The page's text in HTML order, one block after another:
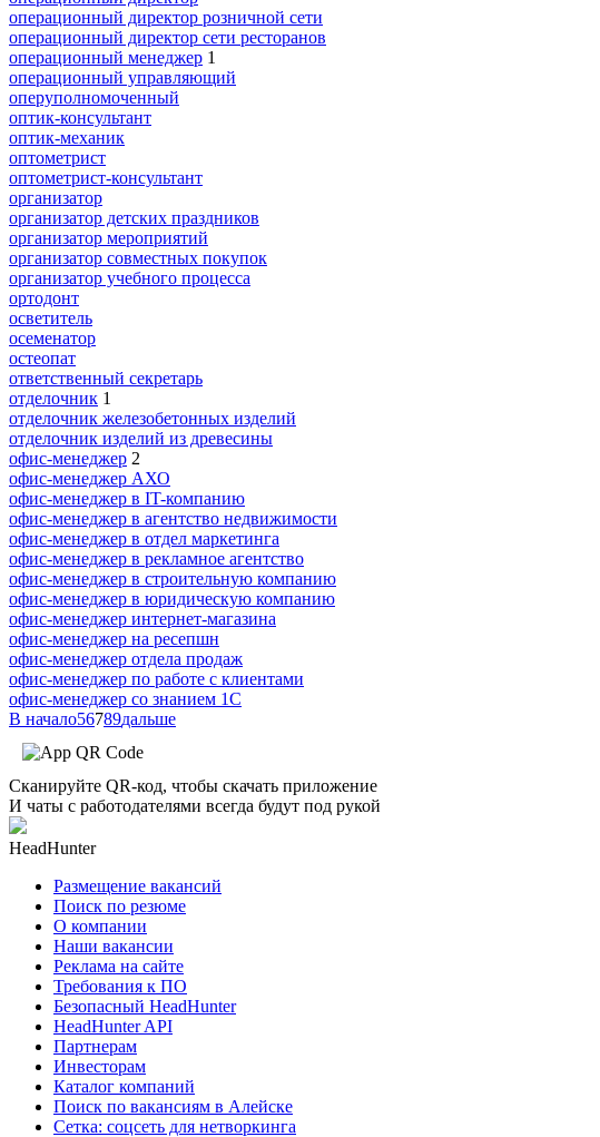
операционный директор розничной сети
операционный директор сети ресторанов
операционный менеджер 1
операционный управляющий
оперуполномоченный
оптик-консультант
оптик-механик
оптометрист
оптометрист-консультант
организатор
организатор детских праздников
организатор мероприятий
организатор совместных покупок
организатор учебного процесса
ортодонт
осветитель
осеменатор
остеопат
ответственный секретарь
отделочник 1
отделочник железобетонных изделий
отделочник изделий из древесины
офис-менеджер 2
офис-менеджер АХО
офис-менеджер в IT-компанию
офис-менеджер в агентство недвижимости
офис-менеджер в отдел маркетинга
офис-менеджер в рекламное агентство
офис-менеджер в строительную компанию
офис-менеджер в юридическую компанию
офис-менеджер интернет-магазина
офис-менеджер на ресепшн
офис-менеджер отдела продаж
офис-менеджер по работе с клиентами
офис-менеджер со знанием 1С
В начало56789дальше
Сканируйте QR-код, чтобы скачать приложение
И чаты с работодателями всегда будут под рукой
HeadHunter
Размещение вакансий
Поиск по резюме
О компании
Наши вакансии
Реклама на сайте
Требования к ПО
Безопасный HeadHunter
HeadHunter API
Партнерам
Инвесторам
Каталог компаний
Поиск по вакансиям в Алейске
Сетка: соцсеть для нетворкинга